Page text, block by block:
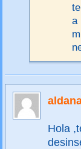
a
Hola